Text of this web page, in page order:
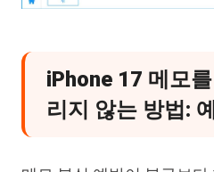
iPhone 17 메모
리지 않는 방법: